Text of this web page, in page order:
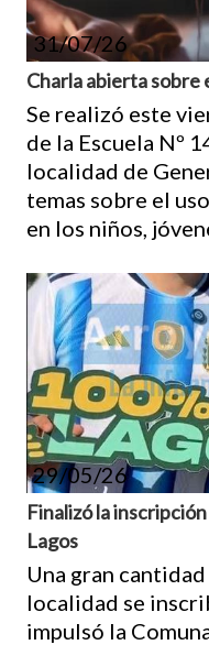
31/07/26
Charla abierta sobre
Se realizó este
de la Escuela Nº
localidad de
temas sobre el
en los niños,
29/05/26
Finalizó la
Lagos
Una gran
localidad se
impulsó la